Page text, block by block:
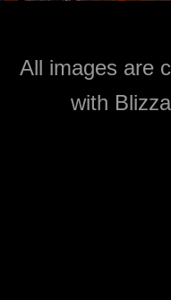
All images are
with